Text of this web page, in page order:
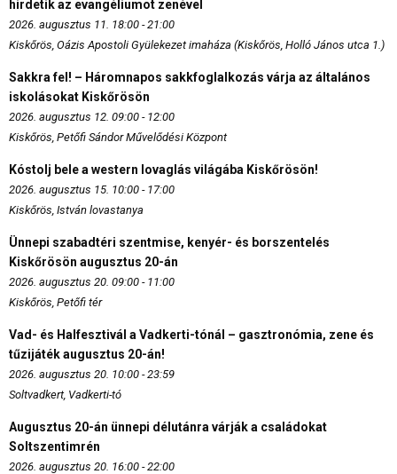
hirdetik az evangéliumot zenével
2026. augusztus 11. 18:00 - 21:00
Kiskőrös, Oázis Apostoli Gyülekezet imaháza (Kiskőrös, Holló János utca 1.)
Sakkra fel! – Háromnapos sakkfoglalkozás várja az általános
iskolásokat Kiskőrösön
2026. augusztus 12. 09:00 - 12:00
Kiskőrös, Petőfi Sándor Művelődési Központ
Kóstolj bele a western lovaglás világába Kiskőrösön!
2026. augusztus 15. 10:00 - 17:00
Kiskőrös, István lovastanya
Ünnepi szabadtéri szentmise, kenyér- és borszentelés
Kiskőrösön augusztus 20-án
2026. augusztus 20. 09:00 - 11:00
Kiskőrös, Petőfi tér
Vad- és Halfesztivál a Vadkerti-tónál – gasztronómia, zene és
tűzijáték augusztus 20-án!
2026. augusztus 20. 10:00 - 23:59
Soltvadkert, Vadkerti-tó
Augusztus 20-án ünnepi délutánra várják a családokat
Soltszentimrén
2026. augusztus 20. 16:00 - 22:00